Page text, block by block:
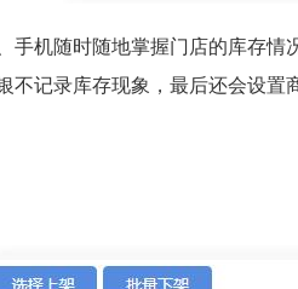
手机随时随地掌握门店的库存
不记录库存现象，最后还会设